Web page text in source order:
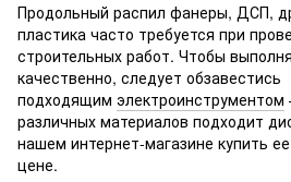
Продольный распил фанеры, ДСП,
пластика часто требуется при
строительных работ. Чтобы
качественно, следует обзавестись
подходящим электроинструментом
различных материалов подходит
нашем интернет-магазине купить
цене.